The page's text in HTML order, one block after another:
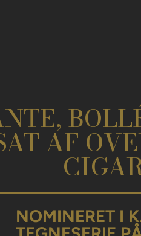
AF
NOMINERET I